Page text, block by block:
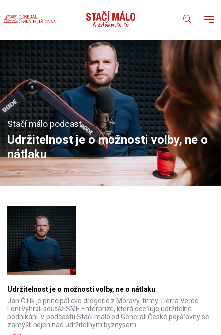
Stačí málo podcast
Udržitelnost je o možnosti volby, ne o
nátlaku
Udržitelnost je o možnosti volby, ne o nátlaku
Jan Čillík je principál eko drogerie z Moravy, firmy Tierra Verde.
Loni vyhráli soutěž SME Enterprize, která oceňuje udržitelné
podnikání. V podcastu Stačí málo od Generali České pojišťovny se
zamýšlí nejen nad udržitelným byznysem.